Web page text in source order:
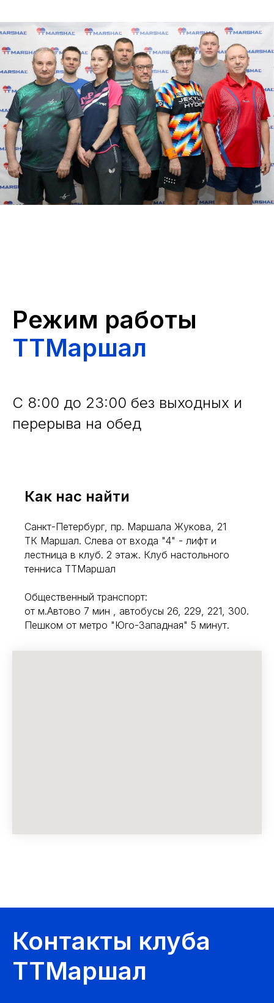
Режим работы
ТТМаршал
С 8:00 до 23:00 без выходных и
перерыва на обед
Как нас найти
Санкт-Петербург, пр. Маршала Жукова, 21
ТК Маршал. Слева от входа "4" - лифт и
лестница в клуб. 2 этаж. Клуб настольного
тенниса TTМаршал
Общественный транспорт:
от м.Автово 7 мин , автобусы 26, 229, 221, 300.
Пешком от метро "Юго-Западная" 5 минут.
Контакты клуба
ТТМаршал